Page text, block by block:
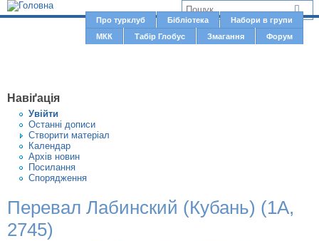
Jump to navigation
о
е
ю
Про турклуб Бібліотека
Набори в групи
МКК
Табір Глобус Змагання Форум
В
Навіґація
Увiйти
Останні дописи
Створити матерiал
Календар
Архів новин
Посилання
Спорядження
Перевал Лабинский (Кубань) (1А,
2745)